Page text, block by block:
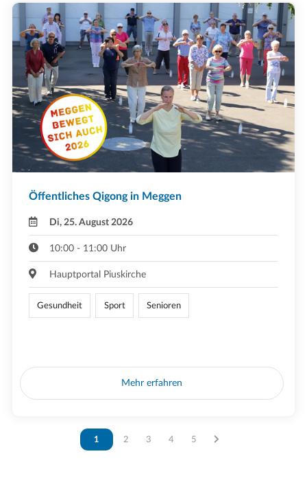
Öffentliches Qigong in Meggen
Di, 25. August 2026
10:00 - 11:00 Uhr
Hauptportal Piuskirche
Gesundheit Sport Senioren
Mehr erfahren
Vous êtes sur la page
1 Vous êtes sur la page
2 Vous êtes sur la page
3 Vous êtes sur la page
4 Vous êtes sur la page
5